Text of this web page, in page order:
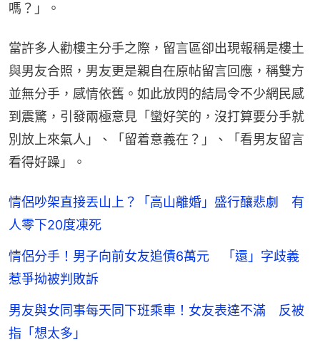
嗎？」。
當許多人勸樓主分手之際，留言區卻出現報稱是樓土
與男友合照，男友更是親自在原帖留言回應，稱雙方
並無分手，感情依舊。如此放閃的結局令不少網民感
到震驚，引發兩極意見「蠻好笑的，沒打算要分手就
別放上來氣人」、「留着意義在？」、「看男友留言
看得好躁」。
情侶吵架直接丟山上？「高山離婚」盛行釀悲劇 有
人零下20度凍死
情侶分手！男子向前女友追債6萬元 「還」字歧義
惹爭拗被判敗訴
男友與女同事每天同下班乘車！女友表達不滿 反被
指「想太多」